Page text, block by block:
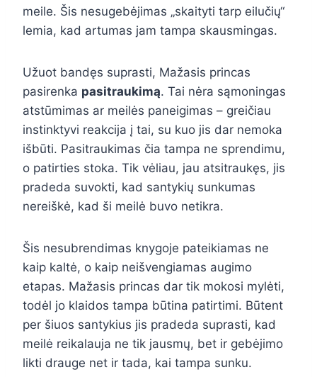
meile. Šis nesugebėjimas „skaityti tarp eilučių“
lemia, kad artumas jam tampa skausmingas.
Užuot bandęs suprasti, Mažasis princas
pasirenka pasitraukimą. Tai nėra sąmoningas
atstūmimas ar meilės paneigimas – greičiau
instinktyvi reakcija į tai, su kuo jis dar nemoka
išbūti. Pasitraukimas čia tampa ne sprendimu,
o patirties stoka. Tik vėliau, jau atsitraukęs, jis
pradeda suvokti, kad santykių sunkumas
nereiškė, kad ši meilė buvo netikra.
Šis nesubrendimas knygoje pateikiamas ne
kaip kaltė, o kaip neišvengiamas augimo
etapas. Mažasis princas dar tik mokosi mylėti,
todėl jo klaidos tampa būtina patirtimi. Būtent
per šiuos santykius jis pradeda suprasti, kad
meilė reikalauja ne tik jausmų, bet ir gebėjimo
likti drauge net ir tada, kai tampa sunku.